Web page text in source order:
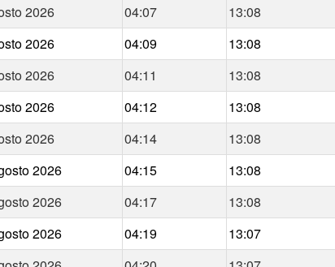
2026
04:07 13:08
2026
04:09 13:08
2026
04:11 13:08
2026
04:12 13:08
2026
04:14 13:08
2026
04:15 13:08
2026
04:17 13:08
2026
04:19 13:07